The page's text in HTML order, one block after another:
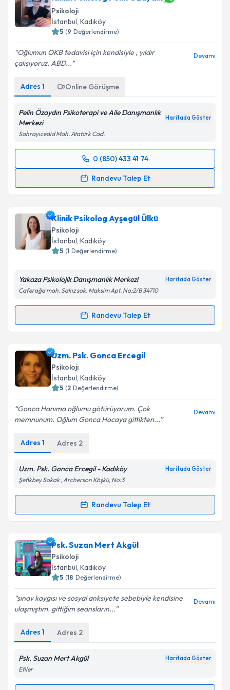
Psikoloji
İstanbul, Kadıköy
5 (9 Değerlendirme)
Oğlumun OKB tedavisi için kendisiyle , yıldır
çalışıyoruz. ABD...
Devamı
Adres 1 Online Görüşme
Pelin Özaydın Psikoterapi ve Aile Danışmanlık
Merkezi
Haritada Göster
Sahrayıcedid Mah. Atatürk Cad.
0 (850) 433 41 74
Randevu Talep Et
Randevu Takvimi Talebi
için bir takvim hazırlandığında e-posta ile
bilgilendireceğiz.
E-posta Adresiniz
'ni okudum ve kişisel verilerimin belirtilen
kapsamda işlenmesini kabul ediyorum.
Takvim Talebini Gönder
Klinik Psikolog Ayşegül Ülkü
Psikoloji
İstanbul, Kadıköy
5 (1 Değerlendirme)
Yakaza Psikolojik Danışmanlık Merkezi Haritada Göster
Caferağa mah. Sakız sok. Maksim Apt. No:2/B 34710
Randevu Talep Et
Randevu Takvimi Talebi
Klinik Psikolog Ayşegül Ülküiçin randevu takvimi
talebi oluşturun. Size bu uzmandan randevu almanız
için bir takvim hazırlandığında e-posta ile
bilgilendireceğiz.
E-posta Adresiniz
Kişisel verilerimin işlenmesine ilişkinAydınlatma
Metni'ni okudum ve kişisel verilerimin belirtilen
kapsamda işlenmesini kabul ediyorum.
Takvim Talebini Gönder
Uzm. Psk. Gonca Ercegil
Psikoloji
İstanbul, Kadıköy
5 (2 Değerlendirme)
Gonca Hanıma oğlumu götürüyorum. Çok
memnunum. Oğlum Gonca Hocaya gittikten...
Devamı
Adres 1 Adres 2
Uzm. Psk. Gonca Ercegil - Kadıköy Haritada Göster
Şefikbey Sokak , Archerson Köşkü, No:3
Randevu Talep Et
Randevu Takvimi Talebi
Uzm. Psk. Gonca Ercegiliçin randevu takvimi talebi
oluşturun. Size bu uzmandan randevu almanız için bir
takvim hazırlandığında e-posta ile bilgilendireceğiz.
Kişisel verilerimin işlenmesine ilişkin
Metni'ni okudum ve kişisel verilerimin belirtilen
kapsamda işlenmesini kabul ediyorum.
Takvim Talebini Gönder
Psk. Suzan Mert Akgül
Psikoloji
İstanbul, Kadıköy
5 (18 Değerlendirme)
sınav kaygısı ve sosyal anksiyete sebebiyle kendisine
ulaşmıştım. gittiğim seansların...
Devamı
Adres 1 Adres 2
Psk. Suzan Mert Akgül Haritada Göster
Etiler